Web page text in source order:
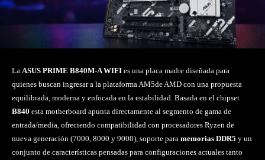
La ASUS PRIME B840M-A WIFI es una placa madre diseñada para
quienes buscan ingresar a la plataforma AM5de AMD con una propuesta
equilibrada, moderna y enfocada en la estabilidad. Basada en el chipset
B840 esta motherboard apunta directamente al segmento de gama de
entrada/media, ofreciendo compatibilidad con procesadores Ryzen de
nueva generación (7000, 8000 y 9000), soporte para memorias DDR5 y un
conjunto de características pensadas para configuraciones actuales tanto